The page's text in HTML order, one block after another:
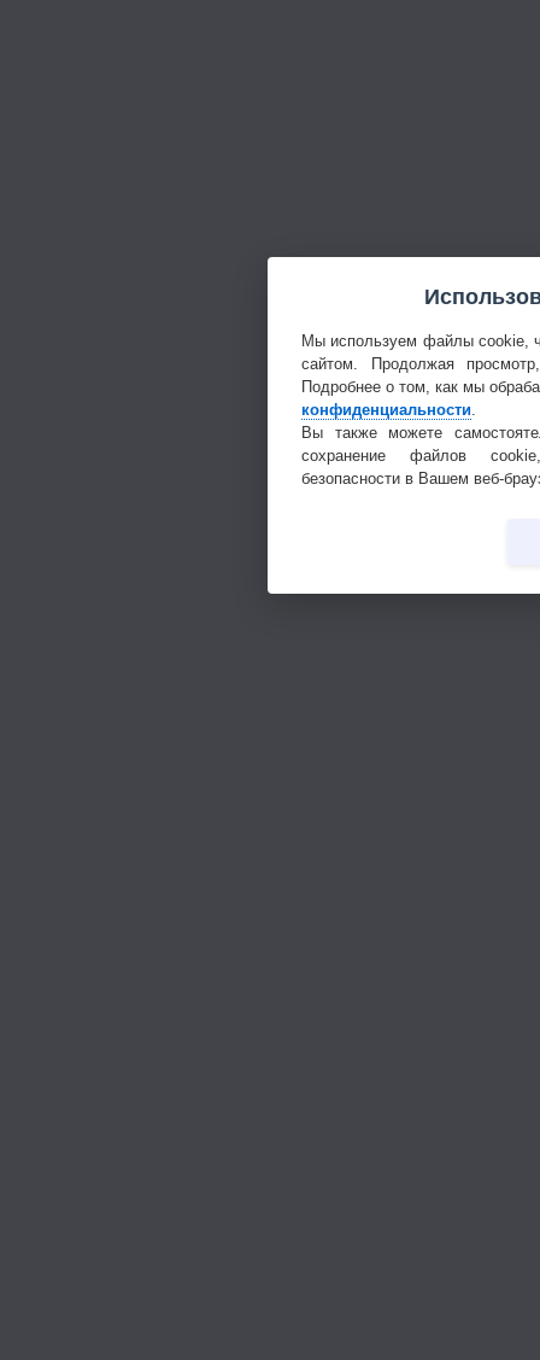
Мы используем файлы cookie,
сайтом. Продолжая
Подробнее о том, как мы
конфиденциальности
Вы также можете
сохранение файлов
безопасности в Вашем веб-